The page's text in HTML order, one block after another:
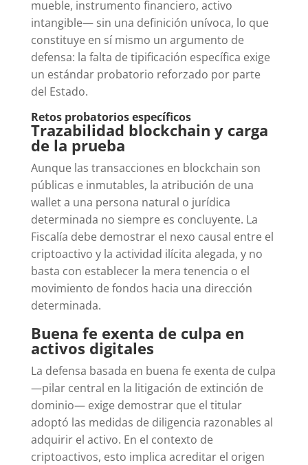
mueble, instrumento financiero, activo
intangible— sin una definición unívoca, lo que
constituye en sí mismo un argumento de
defensa: la falta de tipificación específica exige
un estándar probatorio reforzado por parte
del Estado.
Retos probatorios específicos
Trazabilidad blockchain y carga
de la prueba
Aunque las transacciones en blockchain son
públicas e inmutables, la atribución de una
wallet a una persona natural o jurídica
determinada no siempre es concluyente. La
Fiscalía debe demostrar el nexo causal entre el
criptoactivo y la actividad ilícita alegada, y no
basta con establecer la mera tenencia o el
movimiento de fondos hacia una dirección
determinada.
Buena fe exenta de culpa en
activos digitales
La defensa basada en buena fe exenta de culpa
—pilar central en la litigación de extinción de
dominio— exige demostrar que el titular
adoptó las medidas de diligencia razonables al
adquirir el activo. En el contexto de
criptoactivos, esto implica acreditar el origen